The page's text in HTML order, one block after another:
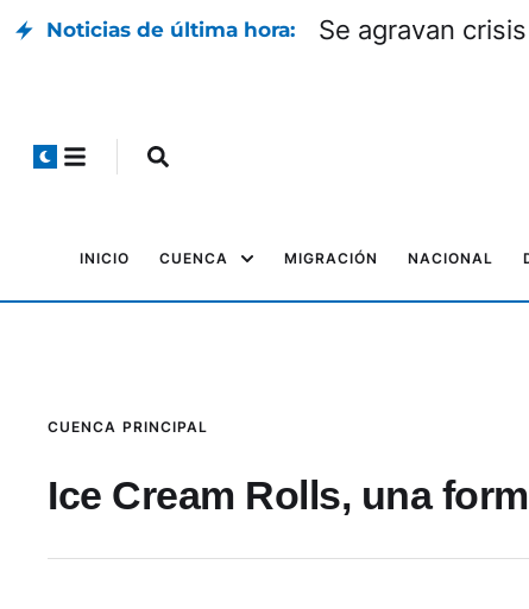
Noticias de última hora: Se agravan
INICIO CUENCA MIGRACIÓN NACIONAL
CUENCA PRINCIPAL
Ice Cream Rolls, una